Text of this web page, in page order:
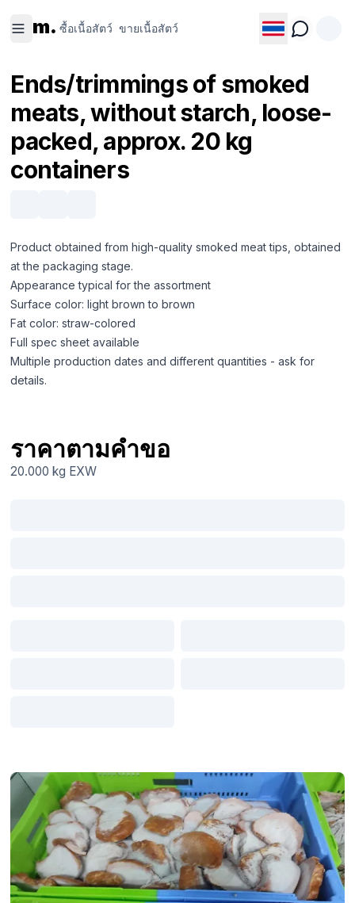
m. ซื้อเนื้อสัตว์ ขายเนื้อสัตว์
สัตว์
สัตว์
Ends/trimmings of smoked
meats, without starch, loose-
packed, approx. 20 kg
containers
Product obtained from high-quality smoked meat tips, obtained
at the packaging stage.
Appearance typical for the assortment
Surface color: light brown to brown
Fat color: straw-colored
Full spec sheet available
Multiple production dates and different quantities - ask for
details.
ราคาตามคำขอ
20.000 kg EXW